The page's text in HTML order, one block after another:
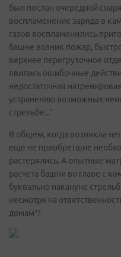
был послан очередной
воспламенение заряда в
газов воспламенились
башне возник пожар,
верхнее перегрузочное
явились ошибочные
недостаточная
устранению возможных
стрельбе...”
В общем, когда возникла
еще не приобретшие
растерялись. А опытные
расчета башни во главе с
буквально накануне
несмотря на
домам”?